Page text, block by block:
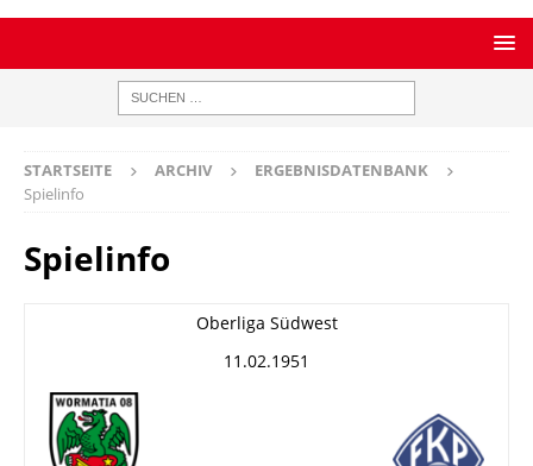
STARTSEITE ARCHIV
ERGEBNISDATENBANK
Spielinfo
Spielinfo
Oberliga Südwest
11.02.1951